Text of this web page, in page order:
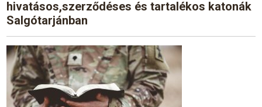
hivatásos,szerződéses és tartalékos katonák
Salgótarjánban